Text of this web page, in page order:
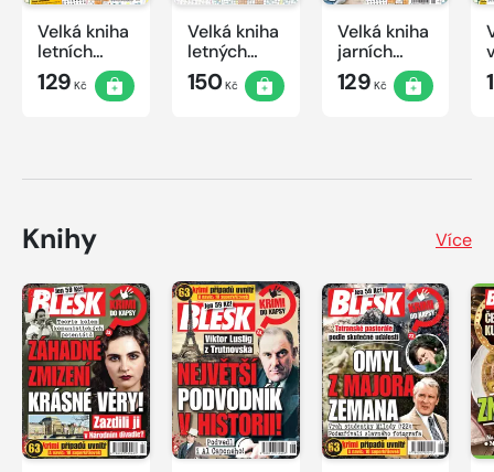
Velká kniha
letních
křížovek
2026
129 Kč
Velká kniha
letných
krížoviek s
TV JOJ
150Kč
Velká kniha
jarních
křížovek
2026
129 Kč
Knihy Více